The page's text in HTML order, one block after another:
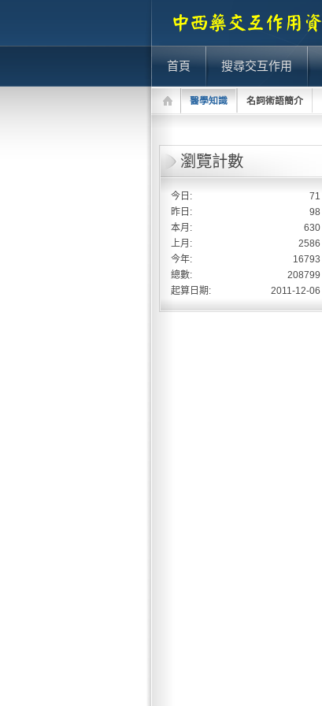
首頁 搜尋交互作用
醫學知識 名詞術語簡介
瀏覽計數
今日:
71
昨日:
98
本月:
630
上月:
2586
今年:
16793
總數:
208799
起算日期:
2011-12-06